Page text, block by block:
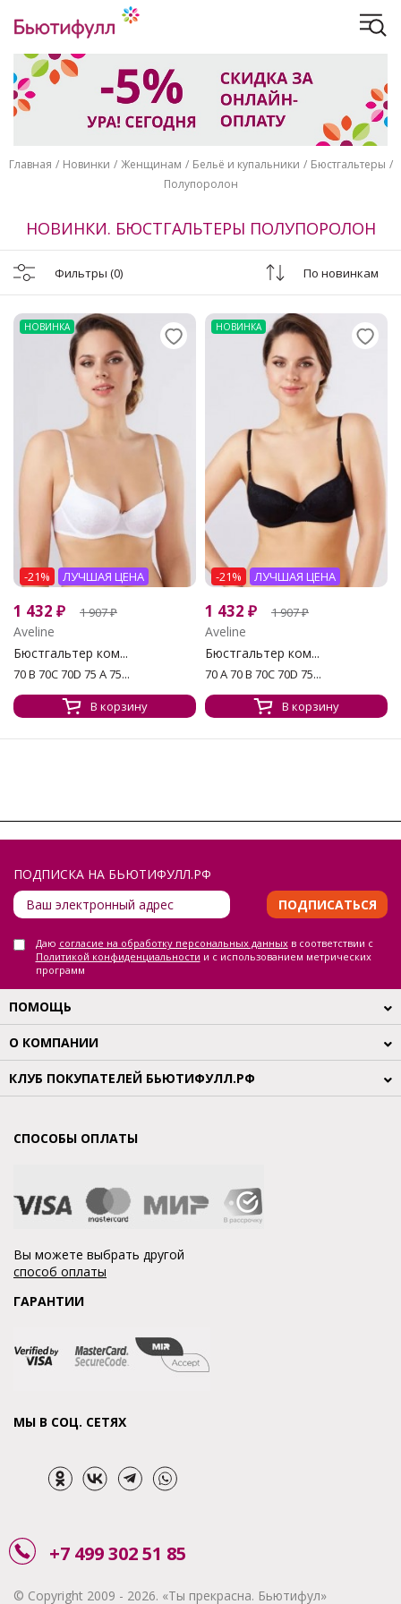
Главная Новинки Женщинам Бельё и купальники
Бюстгальтеры
Полупоролон
НОВИНКИ. БЮСТГАЛЬТЕРЫ ПОЛУПОРОЛОН
Фильтры (0) По новинкам
НОВИНКА
-21% ЛУЧШАЯ ЦЕНА
1 432 ₽ 1 907₽
Aveline
Бюстгальтер ком...
70 B 70C 70D 75 A 75...
В корзину
НОВИНКА
-21% ЛУЧШАЯ ЦЕНА
1 432 ₽ 1 907₽
Aveline
Бюстгальтер ком...
70 A 70 B 70C 70D 75...
В корзину
ПОДПИСКА НА БЬЮТИФУЛЛ.РФ
ПОДПИСАТЬСЯ
Даю согласие на обработку персональных данныхв соответствии с
Политикой конфиденциальности и с использованием метрических
программ
ПОМОЩЬ
О КОМПАНИИ
КЛУБ ПОКУПАТЕЛЕЙ БЬЮТИФУЛЛ.РФ
СПОСОБЫ ОПЛАТЫ
Вы можете выбрать другой
способ оплаты
ГАРАНТИИ
МЫ В СОЦ. СЕТЯХ
+7 499 302 51 85
© Copyright 2009 - 2026. «Ты прекрасна. Бьютифул»